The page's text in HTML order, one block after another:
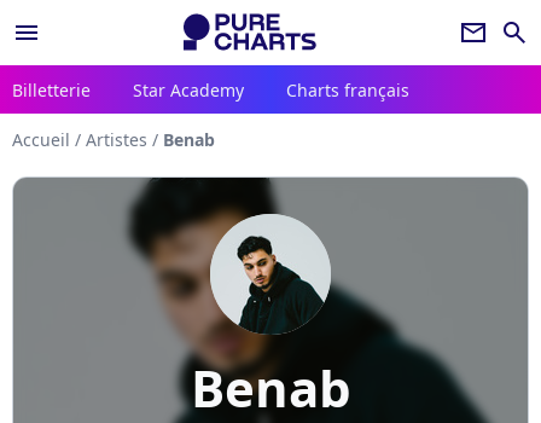
menu newsletter search
Billetterie Star Academy Charts français
Accueil / Artistes / Benab
Benab